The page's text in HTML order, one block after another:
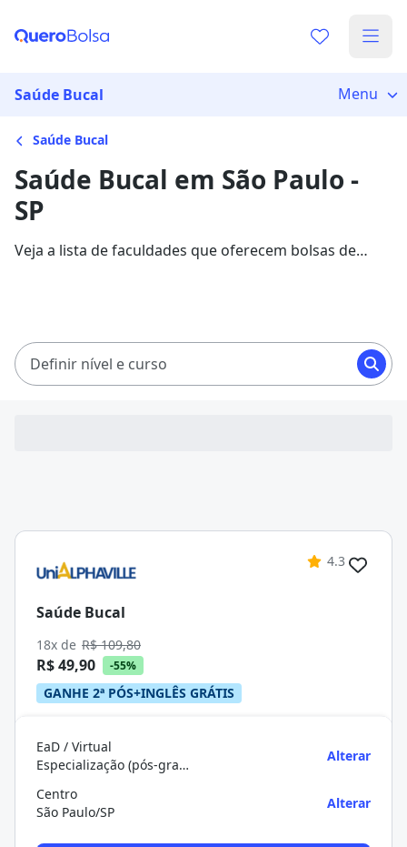
Saúde Bucal Menu
Saúde Bucal
Saúde Bucal em São Paulo -
SP
Veja a lista de faculdades que oferecem bolsas de
Definir nível e curso
4.3
Saúde Bucal
18x de R$ 109,80
R$ 49,90 -55%
GANHE 2ª PÓS+INGLÊS GRÁTIS
EaD / Virtual
Especialização (pós-graduação)
Alterar
Centro
São Paulo/SP
Alterar